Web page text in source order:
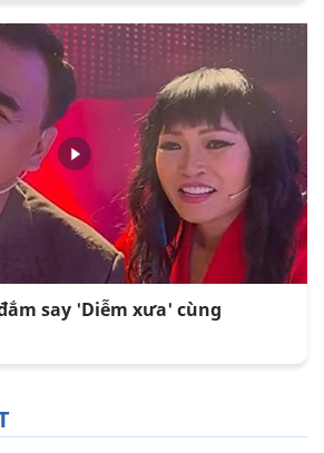
say 'Diễm xưa' cùng